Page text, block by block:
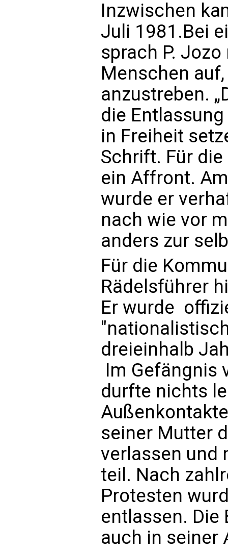
Inzwischen
Juli 1981.Bei
sprach P.
Menschen
anzustreben.
die
in Freiheit
Schrift. Für
ein Affront.
wurde er
nach wie vor
anders zur
Für die
Rädelsführer
Er wurde
dreieinhalb
Im Gefängnis
durfte nichts
seiner Mutter
verlassen und
teil. Nach
Protesten
entlassen. Die
auch in seiner